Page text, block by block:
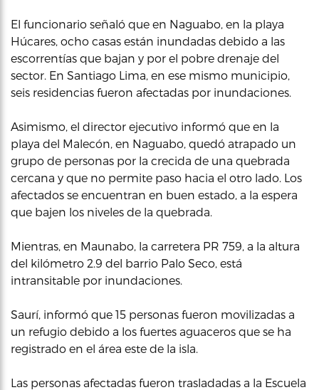
El funcionario señaló que en Naguabo, en la playa
Húcares, ocho casas están inundadas debido a las
escorrentías que bajan y por el pobre drenaje del
sector. En Santiago Lima, en ese mismo municipio,
seis residencias fueron afectadas por inundaciones.
Asimismo, el director ejecutivo informó que en la
playa del Malecón, en Naguabo, quedó atrapado un
grupo de personas por la crecida de una quebrada
cercana y que no permite paso hacia el otro lado. Los
afectados se encuentran en buen estado, a la espera
que bajen los niveles de la quebrada.
Mientras, en Maunabo, la carretera PR 759, a la altura
del kilómetro 2.9 del barrio Palo Seco, está
intransitable por inundaciones.
Saurí, informó que 15 personas fueron movilizadas a
un refugio debido a los fuertes aguaceros que se ha
registrado en el área este de la isla.
Las personas afectadas fueron trasladadas a la Escuela